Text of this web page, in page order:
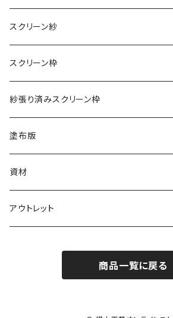
スクリーン紗
ポリエステル（テトロン）
こねこ便
紙管巻き
ナイロン
こねこ便
紙管巻き
スクリーン枠
アルミ枠
木枠
紗張り済みスクリーン枠
アルミ枠
木枠
塗布版
アルミ枠
資材
インク
アウトレット
ポリエステル（テトロン）
商品一覧に戻る